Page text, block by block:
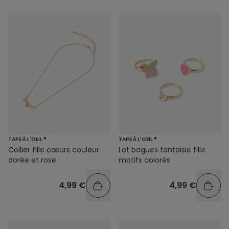
TAPE À L'OEIL ®
Collier fille cœurs couleur
dorée et rose
4,99 €
TAPE À L'OEIL ®
Lot bagues fantaisie fille
motifs colorés
4,99 €